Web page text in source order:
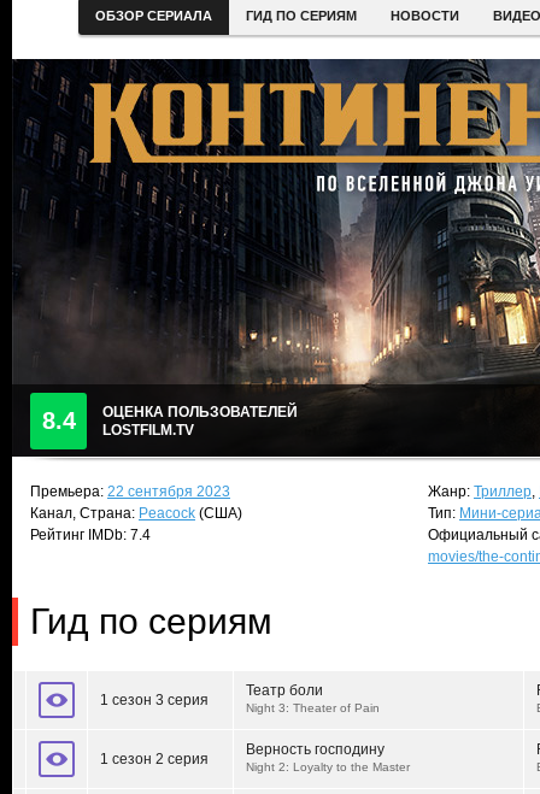
ОБЗОР СЕРИАЛА ГИД ПО СЕРИЯМ НОВОСТИ ВИДЕО
8.4
ОЦЕНКА ПОЛЬЗОВАТЕЛЕЙ
LOSTFILM.TV
Премьера: 22 сентября 2023
Канал, Страна: Peacock (США)
Рейтинг IMDb: 7.4
Жанр: Триллер,
Тип: Мини-
Официальный
movies/the-
Гид по сериям
1 сезон 3 серия
Театр боли
Night 3: Theater of Pain
1 сезон 2 серия
Верность господину
Night 2: Loyalty to the Master